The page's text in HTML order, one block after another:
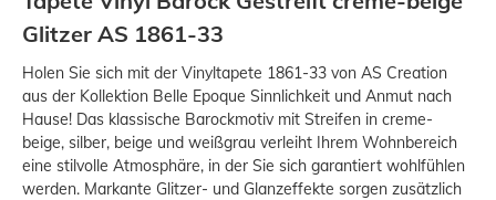
Glitzer AS 1861-33
Holen Sie sich mit der Vinyltapete 1861-33 von AS Creation
aus der Kollektion Belle Epoque Sinnlichkeit und Anmut nach
Hause! Das klassische Barockmotiv mit Streifen in creme-
beige, silber, beige und weißgrau verleiht Ihrem Wohnbereich
eine stilvolle Atmosphäre, in der Sie sich garantiert wohlfühlen
werden. Markante Glitzer- und Glanzeffekte sorgen zusätzlich